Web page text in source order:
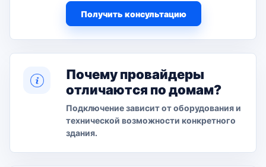
Получить консультацию
Почему провайдеры
отличаются по домам?
Подключение зависит от оборудования и
технической возможности конкретного
здания.